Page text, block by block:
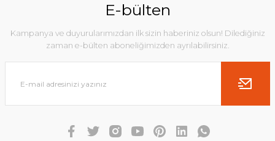
E-bülten
Kampanya ve duyurularımızdan ilk sizin haberiniz olsun! Dilediğiniz
zaman e-bülten aboneliğimizden ayrılabilirsiniz.